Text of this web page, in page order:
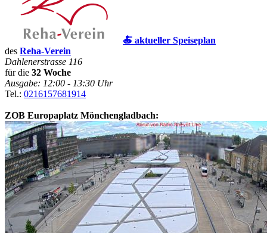
🍝 aktueller Speiseplan
des Reha-Verein
Dahlenerstrasse 116
für die 32 Woche
Ausgabe: 12:00 - 13:30 Uhr
Tel.: 0216157681914
ZOB Europaplatz Mönchengladbach: